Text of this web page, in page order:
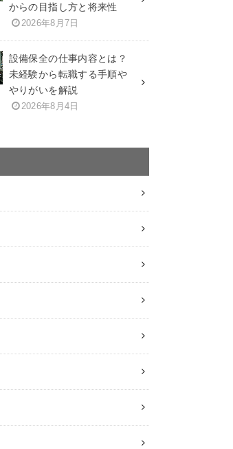
からの目指し方と将来性
2026年8月7日
設備保全の仕事内容とは？
未経験から転職する手順や
やりがいを解説
2026年8月4日